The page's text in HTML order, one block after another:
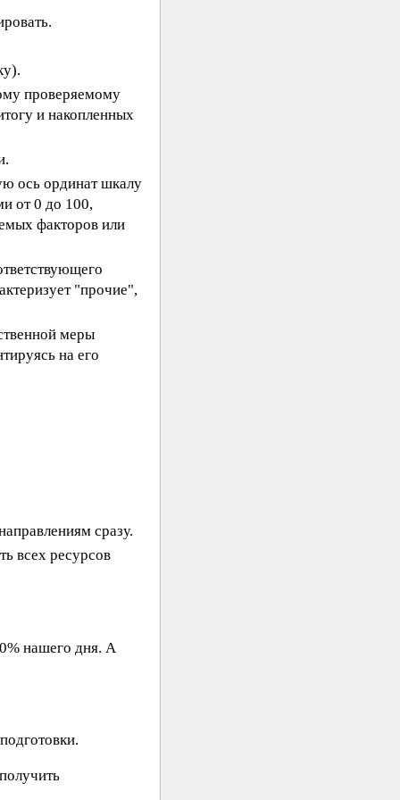
проверяемому
и накопленных
ось ординат шкалу
от 0 до 100,
факторов или
"прочие",
меры
на его
сразу.
всех ресурсов
нашего дня. А